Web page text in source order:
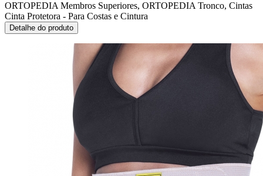
ORTOPEDIA Membros Superiores, ORTOPEDIA Tronco, Cintas
Cinta Protetora - Para Costas e Cintura
Detalhe do produto